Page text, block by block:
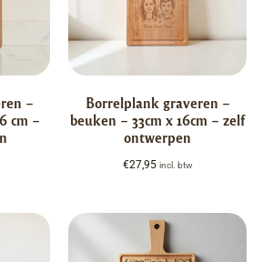
–
cm –
Borrelplank graveren –
beuken – 33cm x 16cm – zelf
ontwerpen
€27,95 incl. btw